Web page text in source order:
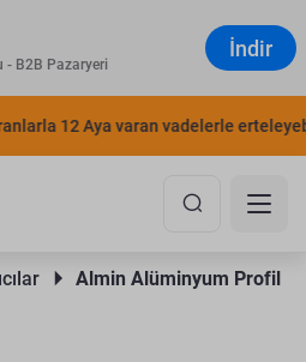
- B2B Pazaryeri
İndir
12 Aya varan vadelerle
Almin Alüminyum Profil